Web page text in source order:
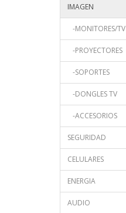
IMAGEN
-MONITORES/TV
-PROYECTORES
-SOPORTES
-DONGLES TV
-ACCESORIOS
SEGURIDAD
CELULARES
ENERGIA
AUDIO